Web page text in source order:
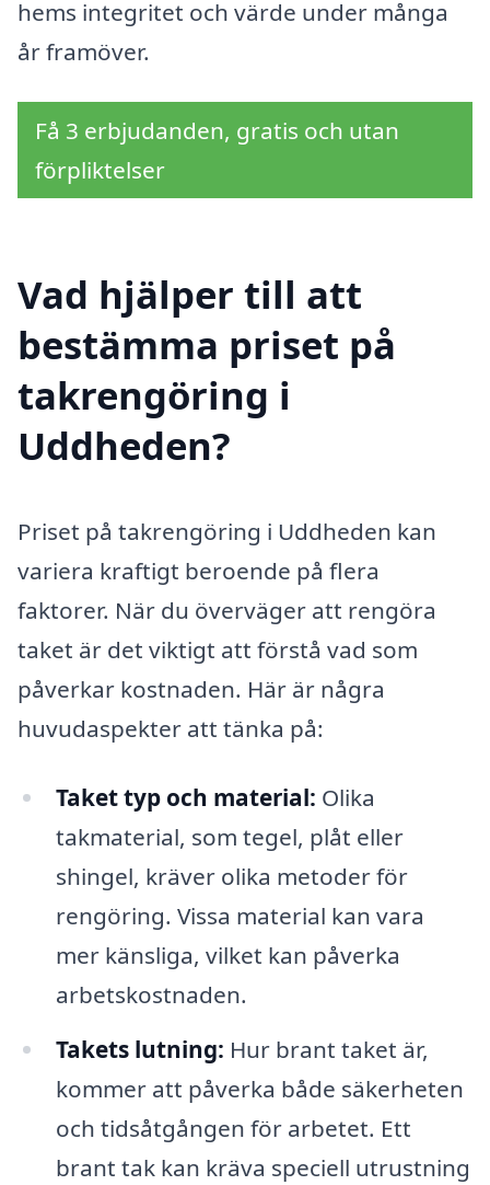
hems integritet och värde under många
år framöver.
Få 3 erbjudanden, gratis och utan
förpliktelser
Vad hjälper till att
bestämma priset på
takrengöring i
Uddheden?
Priset på takrengöring i Uddheden kan
variera kraftigt beroende på flera
faktorer. När du överväger att rengöra
taket är det viktigt att förstå vad som
påverkar kostnaden. Här är några
huvudaspekter att tänka på:
Taket typ och material: Olika
takmaterial, som tegel, plåt eller
shingel, kräver olika metoder för
rengöring. Vissa material kan vara
mer känsliga, vilket kan påverka
arbetskostnaden.
Takets lutning: Hur brant taket är,
kommer att påverka både säkerheten
och tidsåtgången för arbetet. Ett
brant tak kan kräva speciell utrustning